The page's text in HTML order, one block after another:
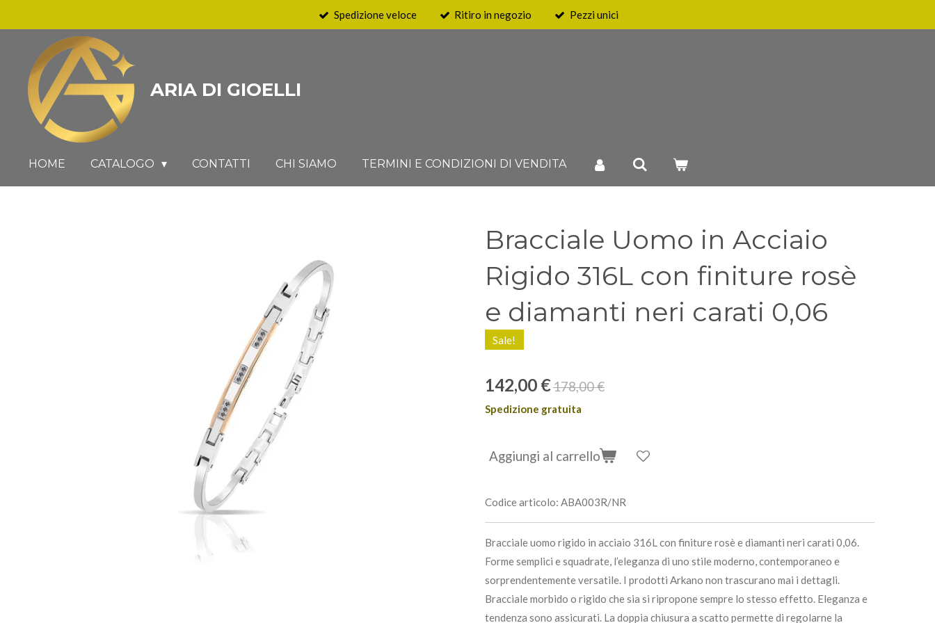
contenuto
principale
Spedizione veloce Ritiro in negozio Pezzi unici
ARIA DI GIOELLI
HOME CATALOGO CONTATTI CHI SIAMO TERMINI E CONDIZIONI DI VENDITA
Bracciale Uomo in Acciaio
Rigido 316L con finiture rosè
e diamanti neri carati 0,06
Sale!
142,00 €178,00 €
Spedizione gratuita
Aggiungi al carrello
Codice articolo: ABA003R/NR
Bracciale uomo rigido in acciaio 316L con finiture rosè e diamanti neri carati 0,06.
Forme semplici e squadrate, l’eleganza di uno stile moderno, contemporaneo e
sorprendentemente versatile. I prodotti Arkano non trascurano mai i dettagli.
Bracciale morbido o rigido che sia si ripropone sempre lo stesso effetto. Eleganza e
tendenza sono assicurati. La doppia chiusura a scatto permette di regolarne la